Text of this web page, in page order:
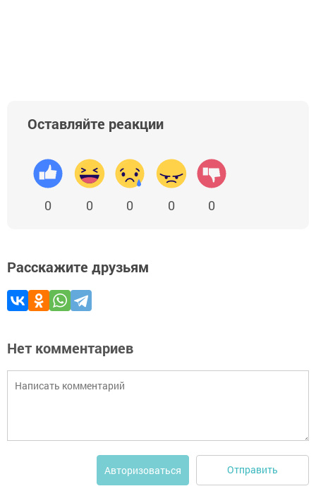
Оставляйте реакции
0 0 0 0 0
Расскажите друзьям
Нет комментариев
Авторизоваться Отправить